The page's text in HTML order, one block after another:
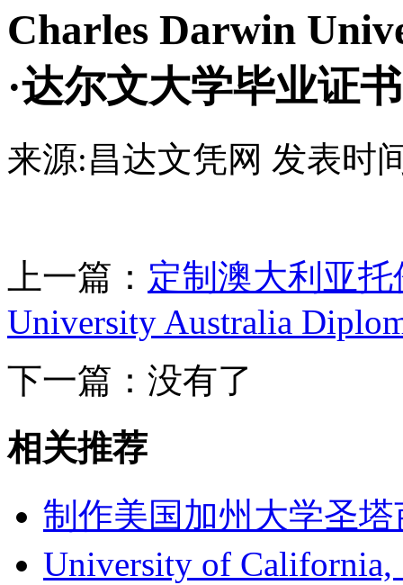
Charles Darwin
·达尔文大学毕业证书
来源:昌达文凭网 发表时
上一篇： 定制澳大利亚托
University Australia
下一篇：没有了
相关推荐
制作美国加州大学圣
University of California,